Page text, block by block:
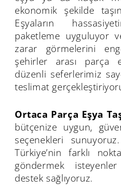
ekonomik şekilde
Eşyaların
paketleme uyguluyor
zarar görmelerini
şehirler arası parça
düzenli seferlerimiz
teslimat
Ortaca Parça Eşya
bütçenize uygun,
seçenekleri
Türkiye’nin farklı
göndermek
destek sağlıyoruz.